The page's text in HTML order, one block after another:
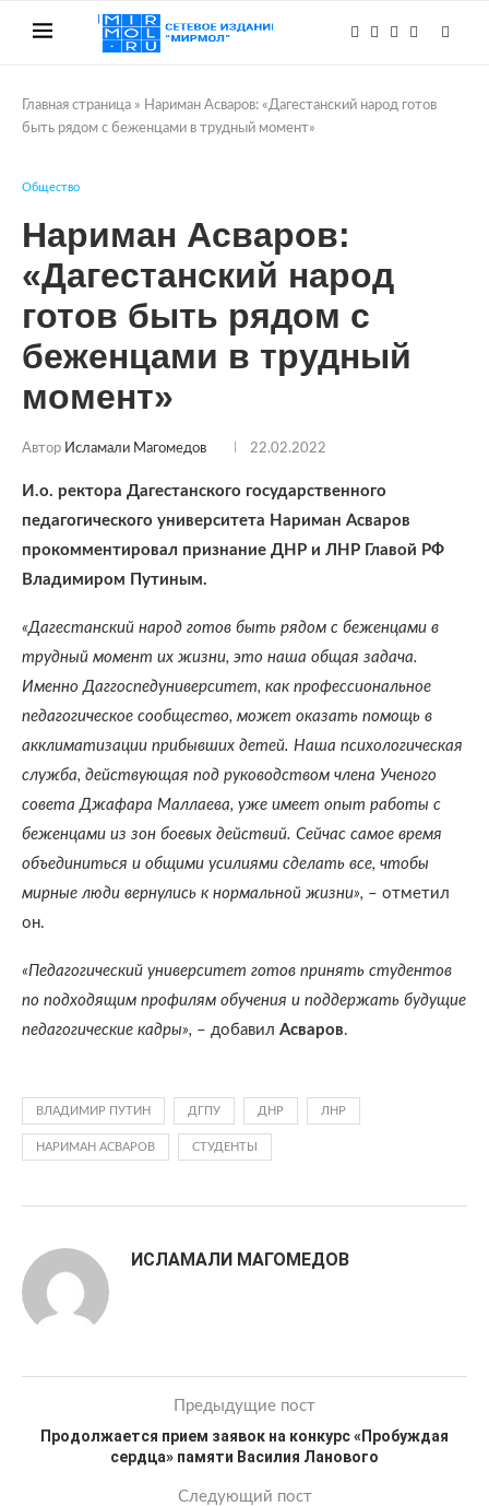
Главная страница » Нариман Асваров: «Дагестанский народ готов
быть рядом с беженцами в трудный момент»
Общество
Нариман Асваров:
«Дагестанский народ
готов быть рядом с
беженцами в трудный
момент»
Автор Исламали Магомедов 22.02.2022
И.о. ректора Дагестанского государственного
педагогического университета Нариман Асваров
прокомментировал признание ДНР и ЛНР Главой РФ
Владимиром Путиным.
«Дагестанский народ готов быть рядом с беженцами в
трудный момент их жизни, это наша общая задача.
Именно Даггоспедуниверситет, как профессиональное
педагогическое сообщество, может оказать помощь в
акклиматизации прибывших детей. Наша психологическая
служба, действующая под руководством члена Ученого
совета Джафара Маллаева, уже имеет опыт работы с
беженцами из зон боевых действий. Сейчас самое время
объединиться и общими усилиями сделать все, чтобы
мирные люди вернулись к нормальной жизни», – отметил
он.
«Педагогический университет готов принять студентов
по подходящим профилям обучения и поддержать будущие
педагогические кадры», – добавил Асваров.
ВЛАДИМИР ПУТИН ДГПУ ДНР ЛНР
НАРИМАН АСВАРОВ СТУДЕНТЫ
ИСЛАМАЛИ МАГОМЕДОВ
Предыдущие пост
Продолжается прием заявок на конкурс «Пробуждая
сердца» памяти Василия Ланового
Следующий пост